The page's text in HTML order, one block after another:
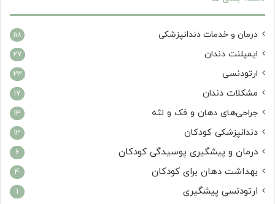
درمان‌ و خدمات دندانپزشکی 118
ایمپلنت دندان 27
ارتودنسی 23
مشکلات دندان 17
جراحی‌های دهان و فک و لثه 13
دندانپزشکی کودکان 13
درمان و پیشگیری پوسیدگی کودکان 6
بهداشت دهان برای کودکان 4
ارتودنسی پیشگیری 1